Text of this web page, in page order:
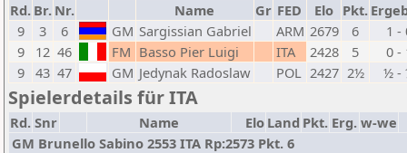
Rd. Br. Nr. Name Gr FED Elo Pkt.
9
3 6 GM Sargissian Gabriel ARM 2679 6
1 -
9
12 46 FM Basso Pier Luigi ITA 2428 5
0 -
9
43 47 GM Jedynak Radoslaw POL 2427 2½ ½ -
Spielerdetails für ITA
Rd. Snr Name Elo Land Pkt. Erg. w-we
GM Brunello Sabino 2553 ITA Rp:2573 Pkt. 6